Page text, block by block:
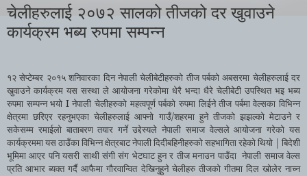
चेलीहरुलाई २०७२ सालको तीजको दर खुवाउने
कार्यक्रम भब्य रुपमा सम्पन्न
१२ सेप्टेम्बर २०१५ शनिवारका दिन नेपाली चेलीबेटीहरुको तीज पर्बको अबसरमा चेलीहरुलाई दर
खुवाउने कार्यक्रम यस सस्था ले आयोजना गरेकोमा धेरै भन्दा धैरे चेलीबेटी उपस्थित भइ भब्य
रुपमा सम्पन्न भयो Iनेपाली चेलीहरुको महत्वपूर्ण पर्बको रुपमा लिईने तीज पर्बमा वेल्सका विभिन्न
क्षेत्रमा छरिएर रहनुभएका चेलीहरुलाई आफ्नो गाउँ/शहरमा हुने तीजको झझल्को मेटाउने र
सकेसम्म रमाईलो बाताबरण तयार गर्ने उद्देस्यले नेपाली समाज वेल्सले आयोजना गरेको यस
कार्यक्रममा यस ठाउँका विभिन्न क्षेत्रबाट नेपाली दिदीबहिनीहरुको सहभागिता रहेको थियो
बिदेशी
भूमिमा आएर पनि यसरी साथी संगी संग भेटघाट हुन र तीज मनाउन पाउँदा नेपाली समाज वेल्स
प्रति आभार ब्यक्त गर्दै आफैमा गौरवान्वित देखिनुहुने चेलीहरु तीजको गीतमा दिल खोलेर नाच्न